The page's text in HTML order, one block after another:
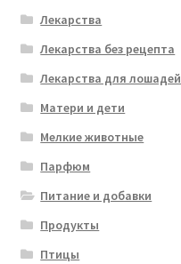
Лекарства
Лекарства без рецепта
Лекарства для лошадей
Матери и дети
Мелкие животные
Парфюм
Питание и добавки
Продукты
Птицы